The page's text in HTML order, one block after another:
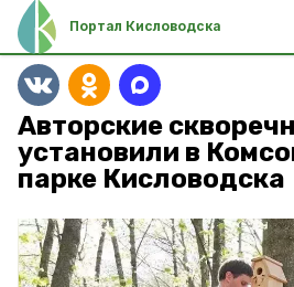
Портал Кисловодска
Авторские
установили в
парке Кисловодска